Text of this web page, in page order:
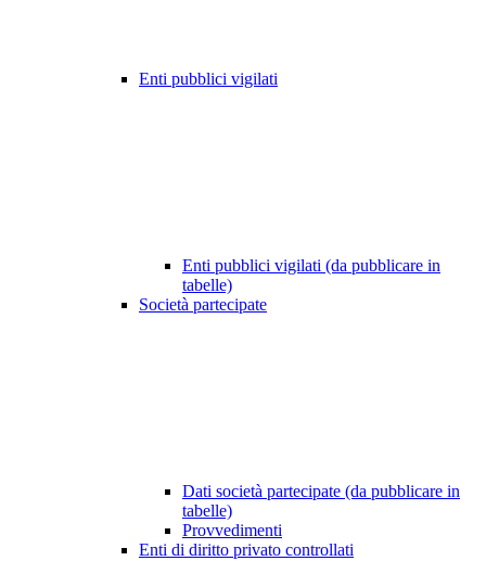
Enti pubblici vigilati
Enti pubblici vigilati (da pubblicare in
tabelle)
Società partecipate
Dati società partecipate (da pubblicare in
tabelle)
Provvedimenti
Enti di diritto privato controllati